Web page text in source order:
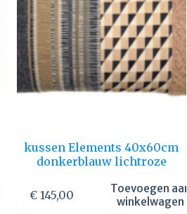
kussen Elements 40x60cm
donkerblauw lichtroze
€ 145,00
Toevoegen aan
winkelwagen